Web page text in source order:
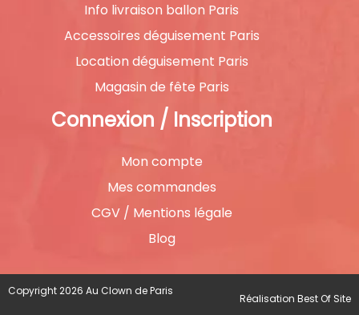
Info livraison ballon Paris
Accessoires déguisement Paris
Location déguisement Paris
Magasin de fête Paris
Connexion / Inscription
Mon compte
Mes commandes
CGV / Mentions légale
Blog
Copyright 2026 Au Clown de Paris
Réalisation Best Of Site